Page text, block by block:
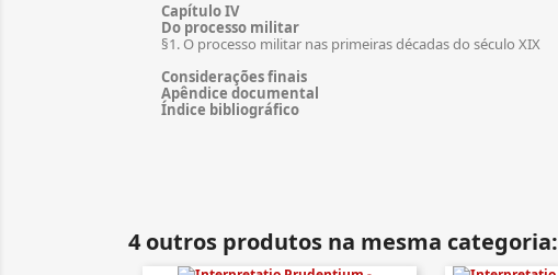
Capítulo IV
Do processo militar
§1. O processo militar nas primeiras décadas do século XIX
Considerações finais
Apêndice documental
Índice bibliográfico
4 outros produtos na mesma categoria: